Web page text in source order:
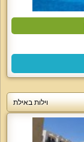
וילות באילת